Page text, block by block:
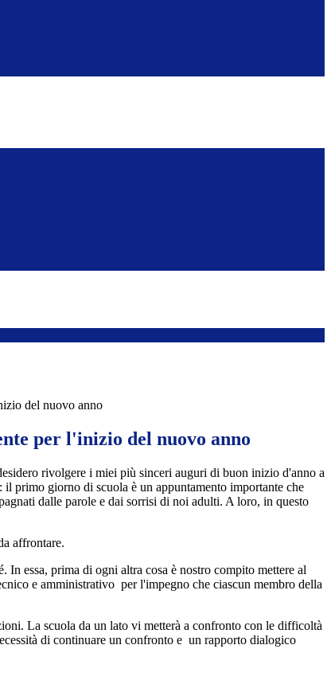
del nuovo anno
per l'inizio del nuovo anno
rivolgere i miei più sinceri auguri di buon inizio d'anno a
il primo giorno di scuola è un appuntamento importante che
dalle parole e dai sorrisi di noi adulti. A loro, in questo
affrontare.
essa, prima di ogni altra cosa è nostro compito mettere al
e amministrativo per l'impegno che ciascun membro della
La scuola da un lato vi metterà a confronto con le difficoltà
di continuare un confronto e un rapporto dialogico